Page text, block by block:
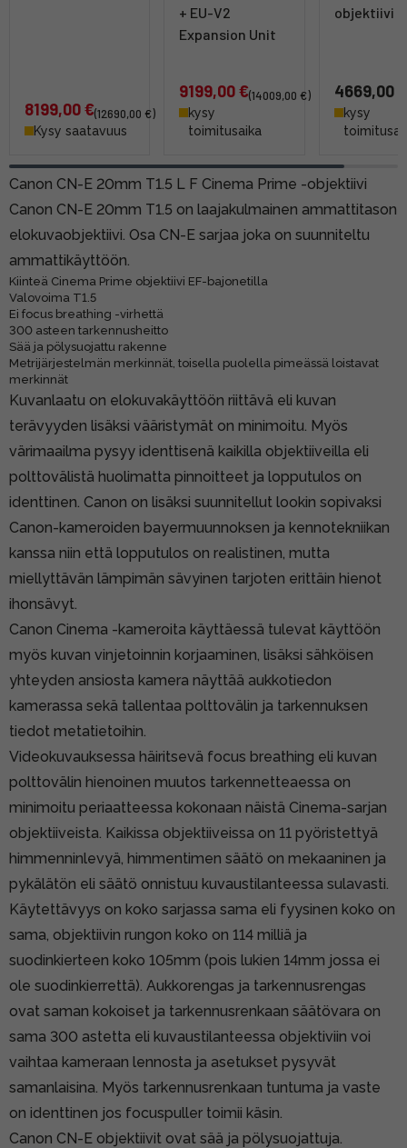
8199,00 €(12690,00 €)
Kysy saatavuus
+ EU-V2
Expansion Unit
9199,00 €(14009,00 €)
kysy
toimitusaika
objektiivi
4669,00 €
kysy
Canon CN-E 20mm T1.5 L F Cinema Prime -objektiivi
Canon CN-E 20mm T1.5 on laajakulmainen ammattitason
elokuvaobjektiivi. Osa CN-E sarjaa joka on suunniteltu
ammattikäyttöön.
Kiinteä Cinema Prime objektiivi EF-bajonetilla
Valovoima T1.5
Ei focus breathing -virhettä
300 asteen tarkennusheitto
Sää ja pölysuojattu rakenne
Metrijärjestelmän merkinnät, toisella puolella pimeässä loistavat
merkinnät
Kuvanlaatu on elokuvakäyttöön riittävä eli kuvan
terävyyden lisäksi vääristymät on minimoitu. Myös
värimaailma pysyy identtisenä kaikilla objektiiveilla eli
polttovälistä huolimatta pinnoitteet ja lopputulos on
identtinen. Canon on lisäksi suunnitellut lookin sopivaksi
Canon-kameroiden bayermuunnoksen ja kennotekniikan
kanssa niin että lopputulos on realistinen, mutta
miellyttävän lämpimän sävyinen tarjoten erittäin hienot
ihonsävyt.
Canon Cinema -kameroita käyttäessä tulevat käyttöön
myös kuvan vinjetoinnin korjaaminen, lisäksi sähköisen
yhteyden ansiosta kamera näyttää aukkotiedon
kamerassa sekä tallentaa polttovälin ja tarkennuksen
tiedot metatietoihin.
Videokuvauksessa häiritsevä focus breathing eli kuvan
polttovälin hienoinen muutos tarkennetteaessa on
minimoitu periaatteessa kokonaan näistä Cinema-sarjan
objektiiveista. Kaikissa objektiiveissa on 11 pyöristettyä
himmenninlevyä, himmentimen säätö on mekaaninen ja
pykälätön eli säätö onnistuu kuvaustilanteessa sulavasti.
Käytettävyys on koko sarjassa sama eli fyysinen koko on
sama, objektiivin rungon koko on 114 milliä ja
suodinkierteen koko 105mm (pois lukien 14mm jossa ei
ole suodinkierrettä). Aukkorengas ja tarkennusrengas
ovat saman kokoiset ja tarkennusrenkaan säätövara on
sama 300 astetta eli kuvaustilanteessa objektiviin voi
vaihtaa kameraan lennosta ja asetukset pysyvät
samanlaisina. Myös tarkennusrenkaan tuntuma ja vaste
on identtinen jos focuspuller toimii käsin.
Canon CN-E objektiivit ovat sää ja pölysuojattuja.